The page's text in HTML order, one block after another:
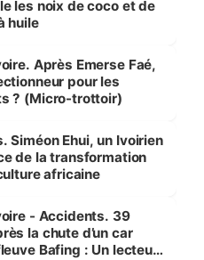
les noix de coco et de
huile
Après Emerse Faé,
pour les
? (Micro-trottoir)
Siméon Ehui, un Ivoirien
de la transformation
africaine
- Accidents. 39
la chute d’un car
Bafing : Un lecteur